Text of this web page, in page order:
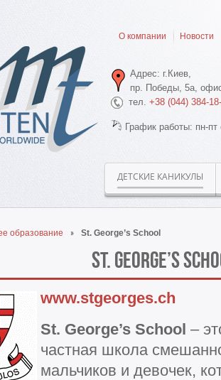
О компании Новости
Адрес: г.Киев,
пр. Победы, 5а,
тел. +38 (044) 384-
График работы: пн-
ДЕТСКИЕ КАНИКУЛЫ
образование St. George’s School
St. George’s
www.stgeorges.ch
St. George’s School –
частная школа
мальчиков и девочек,